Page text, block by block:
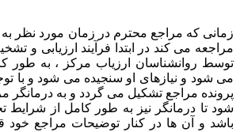
زمانی که مراجع محترم در زمان مورد نظر
مراجعه می کند در ابتدا فرآیند ارزیابی و
توسط روانشناسان ارزیاب مرکز ، به طور
می شود و نیازهای او سنجیده می شود و با
پرونده مراجع تشکیل می گردد و به درمانگر
شود تا درمانگر نیز به طور کامل از شرایط
باشد و آن ها در کنار توضیحات مراجع خود